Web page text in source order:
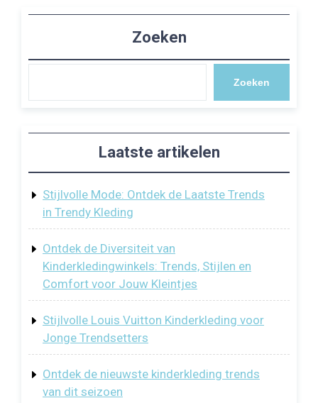
Zoeken
Zoeken
Laatste artikelen
Stijlvolle Mode: Ontdek de Laatste Trends
in Trendy Kleding
Ontdek de Diversiteit van
Kinderkledingwinkels: Trends, Stijlen en
Comfort voor Jouw Kleintjes
Stijlvolle Louis Vuitton Kinderkleding voor
Jonge Trendsetters
Ontdek de nieuwste kinderkleding trends
van dit seizoen